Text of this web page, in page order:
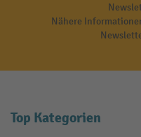
Nähere
Top Kategorien